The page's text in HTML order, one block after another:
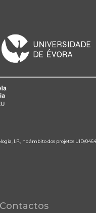
I.P., no âmbito dos projetos UID/
Contactos